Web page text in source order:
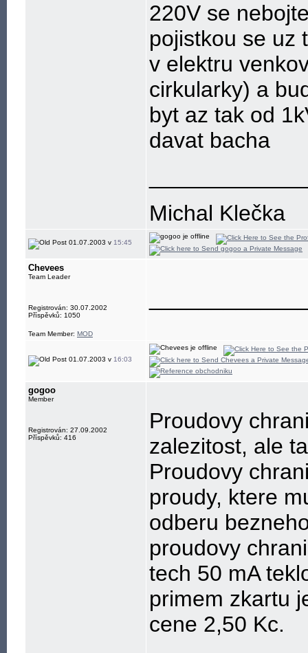
220V se
pojistkou se uz
v elektru
cirkularky) a
byt az tak od
davat bacha
Michal Klečka
01.07.2003 v 15:45
Chevees
Team Leader
Registrován: 30.07.2002
Příspěvků: 1050
Team Member: MOD
01.07.2003 v 16:03
gogoo
Member
Registrován: 27.09.2002
Příspěvků: 416
Proudovy
zalezitost, ale
Proudovy
proudy, ktere
odberu
proudovy
tech 50 mA
primem zkartu
cene 2,50 Kc.